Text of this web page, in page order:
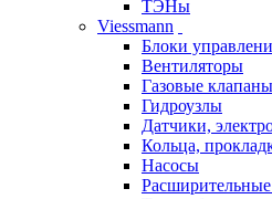
ТЭНы
Viessmann
Блоки
Вентиляторы
Газовые клапаны
Гидроузлы
Датчики,
Кольца,
Насосы